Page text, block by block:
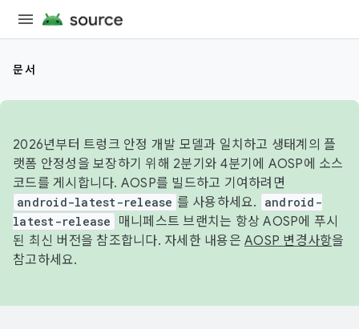
문서
2026년부터 트렁크 안정 개발 모델과 일치하고 생태계의 플
랫폼 안정성을 보장하기 위해 2분기와 4분기에 AOSP에 소스
코드를 게시합니다. AOSP를 빌드하고 기여하려면
android-latest-release 를 사용하세요.
android-
latest-release
매니페스트 브랜치는 항상 AOSP에 푸시
된 최신 버전을 참조합니다. 자세한 내용은 AOSP 변경사항을
참고하세요.